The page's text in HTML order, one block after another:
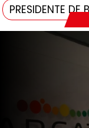
PRESIDENTE DE